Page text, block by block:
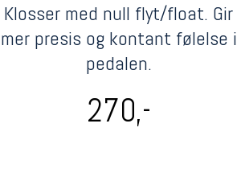
Klosser med null flyt/float. Gir
mer presis og kontant følelse i
pedalen.
270,-